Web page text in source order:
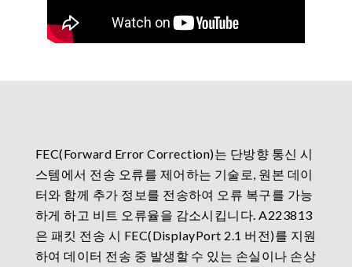
FEC(Forward Error Correction)는 단방향 통신 시
스템에서 전송 오류를 제어하는 기술로, 원본 데이
터와 함께 추가 정보를 전송하여 오류 복구를 가능
하게 하고 비트 오류율을 감소시킵니다. A223813
은 패킷 전송 시 FEC(DisplayPort 2.1 버전)를 지원
하여 데이터 전송 중 발생할 수 있는 손실이나 손상